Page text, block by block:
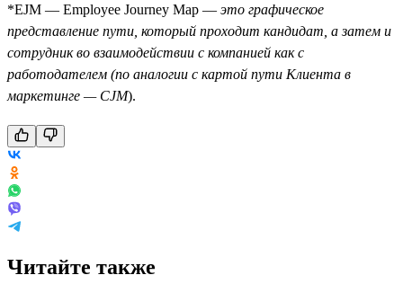
*EJM — Employee Journey Map — это графическое
представление пути, который проходит кандидат, а затем и
сотрудник во взаимодействии с компанией как c
работодателем (по аналогии с картой пути Клиента в
маркетинге — CJM).
Читайте также